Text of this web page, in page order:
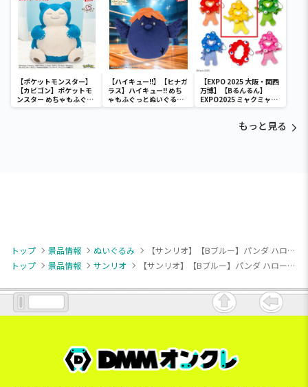
【ポケットモンスター】
【カビゴン】ポケットモ
ンスター めちゃもふぐっ
と ほっこりいやされぬい
【ハイキュー!!】【ヒナガ
ラス】ハイキュー!! めち
ゃもふぐっとぬいぐるみ
～ヒナガラス～
【EXPO 2025 大阪・関西
万博】【Bるんるん】
EXPO2025 ミャクミャク
カラフルゴム紐付きぬい
もっと見る
トップ 景品情報 ぬいぐるみ
【サンリオ】【Bブルー】パンダ ハローキティ ハイビスカスBIGぬいぐるみ
トップ
景品情報 サンリオ 【サンリオ】【Bブルー】パンダ ハローキティ ハイビスカスBIGぬいぐるみ